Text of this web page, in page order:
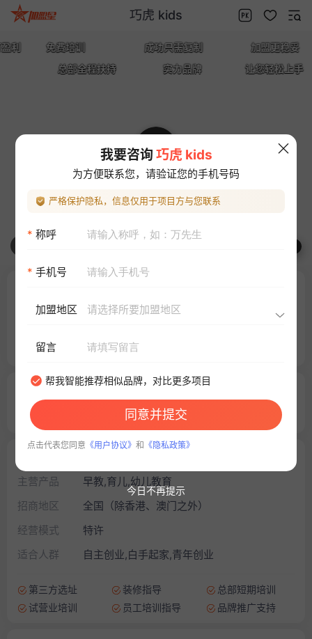
巧虎 kids
项目 详情 推荐
湖北的孙女士1天前免费获取了开店方案
四川的吴先生2小时前免费获取了开店方案
免费培训 成功只需复制
加盟更稳妥
总部全程扶持
让您轻松上手 产
1 入驻1年
150~350
万
5星
今日关注
主营产品
早教,育儿,幼儿教育
招商地区
全国（除香港、澳门之外）
经营模式
特许
适合人群
自主创业,白手起家,青年创业
第三方选址 装修指导
总部短期培训
试营业培训
员工培训指导 品牌推广支持

我要咨询 巧虎 kids
为方便联系您，请验证您的手机号码
严格保护隐私，信息仅用于项目方与您联系
* 称呼
* 手机号
加盟地区 请选择所要加盟地区
留言
帮我智能推荐相似品牌，对比更多项目
同意并提交
点击代表您同意 《用户协议》和 《隐私政策》
今日不再提示